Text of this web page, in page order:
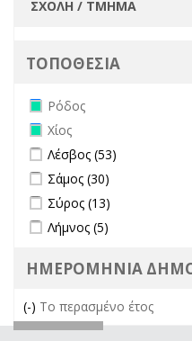
ΤΟΠΟΘΕΣΙΑ
Remove Ρόδος filter
Ρόδος
Remove Χίος filter
Χίος
Apply Λέσβος filter
Λέσβος (53)
Apply Σάμος filter
Σάμος (30)
Apply Σύρος filter
Σύρος (13)
Apply Λήμνος filter
Λήμνος (5)
ΗΜΕΡΟΜΗΝΙΑ
(-) Remove Το περασμένο
Το περασμένο έτος